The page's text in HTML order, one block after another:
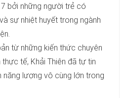
bởi những người trẻ có
sự nhiệt huyết trong ngành
từ những kiến thức chuyên
thực tế, Khải Thiên đã tự tin
năng lượng vô cùng lớn trong